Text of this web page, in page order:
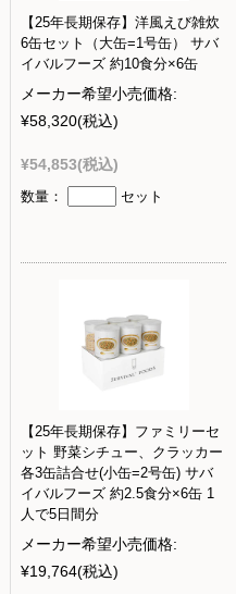
【25年長期保存】洋風えび雑炊
6缶セット（大缶=1号缶） サバ
イバルフーズ 約10食分×6缶
メーカー希望小売価格:
¥58,320(税込)
¥54,853(税込)
数量： セット
【25年長期保存】ファミリーセ
ット 野菜シチュー、クラッカー
各3缶詰合せ(小缶=2号缶) サバ
イバルフーズ 約2.5食分×6缶 1
人で5日間分
メーカー希望小売価格:
¥19,764(税込)